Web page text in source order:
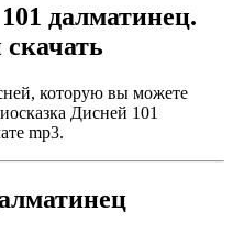
далматинец.
которую вы можете
Дисней 101
mp3.